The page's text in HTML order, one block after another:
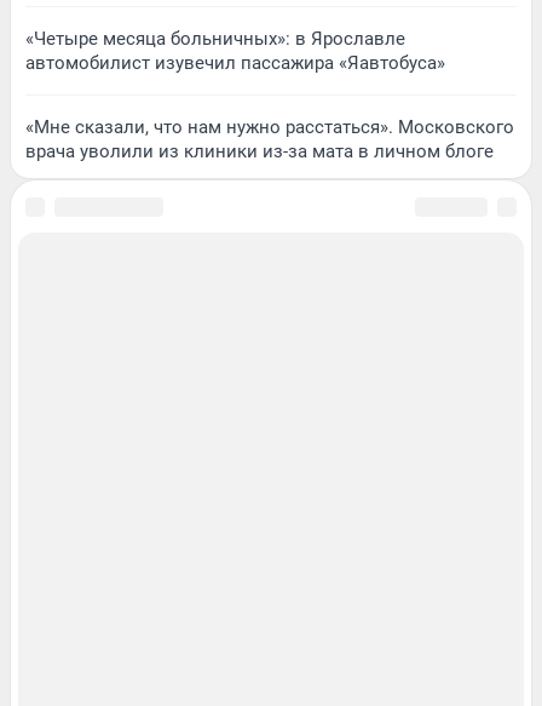
«Четыре месяца больничных»: в Ярославле
автомобилист изувечил пассажира «Яавтобуса»
«Мне сказали, что нам нужно расстаться». Московского
врача уволили из клиники из-за мата в личном блоге